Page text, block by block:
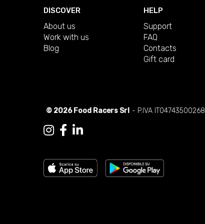
DISCOVER
About us
Work with us
Blog
HELP
Support
FAQ
Contacts
Gift card
© 2026 Food Racers Srl - P.IVA IT04743500268